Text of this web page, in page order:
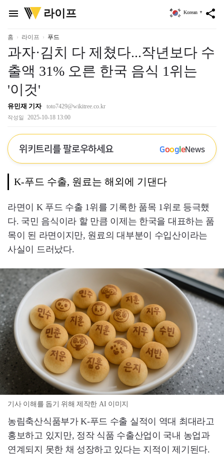
menu
위
키
리
라이프 share
Korean ▼
홈 라이프 푸드
과자·김치 다 제쳤다...작년보다 수
출액 31% 오른 한국 음식 1위는
'이것'
유민재 기자 toto7429@wikitree.co.kr
작성일 2025-10-18 13:00
위키트리를 팔로우하세요 GoogleNews
K-푸드 수출, 원료는 해외에 기댄다
라면이 K 푸드 수출 1위를 기록한 품목 1위로 등극했
다. 국민 음식이라 할 만큼 이제는 한국을 대표하는 품
목이 된 라면이지만, 원료의 대부분이 수입산이라는
사실이 드러났다.
기사 이해를 돕기 위해 제작한 AI 이미지
농림축산식품부가 K-푸드 수출 실적이 역대 최대라고
홍보하고 있지만, 정작 식품 수출산업이 국내 농업과
연계되지 못한 채 성장하고 있다는 지적이 제기된다.